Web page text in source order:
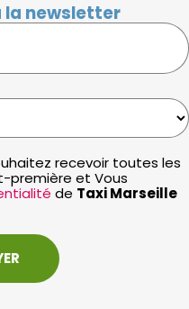
la newsletter
recevoir toutes les
première et Vous
de Taxi Marseille